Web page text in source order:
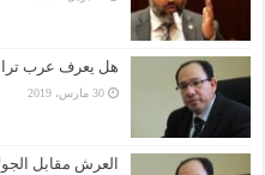
هل يعرف عرب
30 مارس، 2019
العرش مقابل